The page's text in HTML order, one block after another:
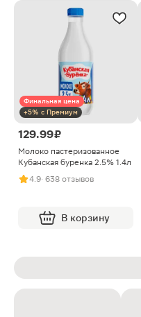
Финальная цена
+5% с Премиум
129.99 ₽
Молоко пастеризованное
Кубанская буренка 2.5% 1.4л
4.9· 638 отзывов
В корзину